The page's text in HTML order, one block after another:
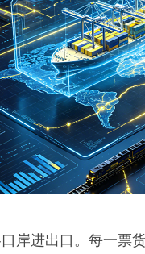
岸进出口。每一票